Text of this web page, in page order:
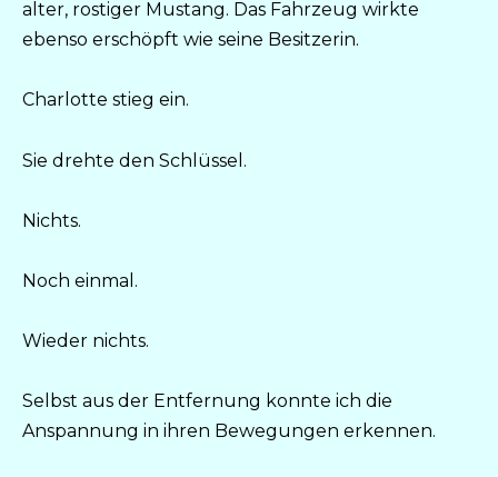
alter, rostiger Mustang. Das Fahrzeug wirkte
ebenso erschöpft wie seine Besitzerin.
Charlotte stieg ein.
Sie drehte den Schlüssel.
Nichts.
Noch einmal.
Wieder nichts.
Selbst aus der Entfernung konnte ich die
Anspannung in ihren Bewegungen erkennen.